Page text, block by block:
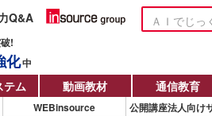
Q&A
!
化中
テム 動画教材 通信教育
WEBinsource 公開講座法人向け